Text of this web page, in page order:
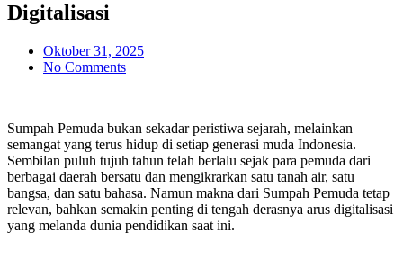
Digitalisasi
Oktober 31, 2025
No Comments
Sumpah Pemuda bukan sekadar peristiwa sejarah, melainkan
semangat yang terus hidup di setiap generasi muda Indonesia.
Sembilan puluh tujuh tahun telah berlalu sejak para pemuda dari
berbagai daerah bersatu dan mengikrarkan satu tanah air, satu
bangsa, dan satu bahasa. Namun makna dari Sumpah Pemuda tetap
relevan, bahkan semakin penting di tengah derasnya arus digitalisasi
yang melanda dunia pendidikan saat ini.